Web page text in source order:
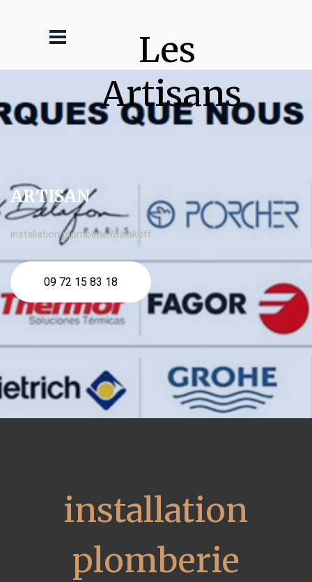
Les
Artisans
ARTISAN
installation plomberie Malakoff
09 72 15 83 18
installation
plomberie